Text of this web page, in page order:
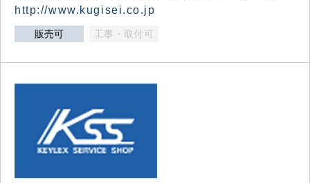
http://www.kugisei.co.jp
販売可 工事・取付可